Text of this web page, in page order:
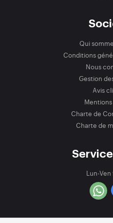
Qui
Conditions
Nous
Gestion
Avis
Charte de
Charte de
Lun-Ven